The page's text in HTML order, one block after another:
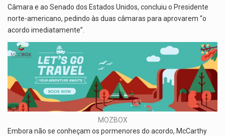
Câmara e ao Senado dos Estados Unidos, concluiu o Presidente
norte-americano, pedindo às duas câmaras para aprovarem “o
acordo imediatamente”.
MOZBOX
Embora não se conheçam os pormenores do acordo, McCarthy